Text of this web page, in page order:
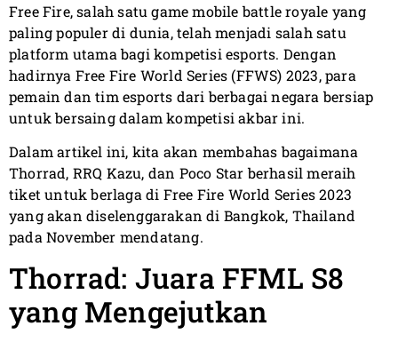
Free Fire, salah satu game mobile battle royale yang
paling populer di dunia, telah menjadi salah satu
platform utama bagi kompetisi esports. Dengan
hadirnya Free Fire World Series (FFWS) 2023, para
pemain dan tim esports dari berbagai negara bersiap
untuk bersaing dalam kompetisi akbar ini.
Dalam artikel ini, kita akan membahas bagaimana
Thorrad, RRQ Kazu, dan Poco Star berhasil meraih
tiket untuk berlaga di Free Fire World Series 2023
yang akan diselenggarakan di Bangkok, Thailand
pada November mendatang.
Thorrad: Juara FFML S8
yang Mengejutkan